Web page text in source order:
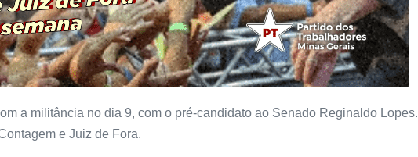
a militância no dia 9, com o pré-candidato ao Senado Reginaldo Lopes.
e Juiz de Fora.